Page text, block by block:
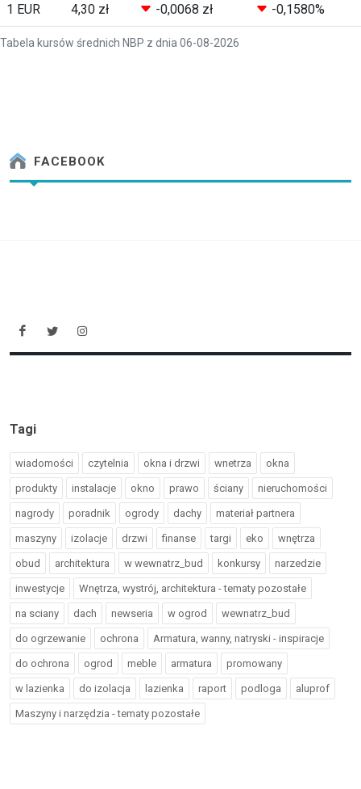
Tabela kursów średnich NBP z dnia 06-08-2026
1 EUR 4,30 zł -0,0068 zł -0,1580%
FACEBOOK
Tagi
wiadomości czytelnia okna i drzwi wnetrza okna
produkty instalacje okno prawo ściany nieruchomości
nagrody poradnik ogrody dachy materiał partnera
maszyny izolacje drzwi finanse targi eko wnętrza
obud architektura w wewnatrz_bud konkursy narzedzie
inwestycje Wnętrza, wystrój, architektura - tematy pozostałe
na sciany dach newseria w ogrod wewnatrz_bud
do ogrzewanie ochrona Armatura, wanny, natryski - inspiracje
do ochrona ogrod meble armatura promowany
w lazienka do izolacja lazienka raport podloga aluprof
Maszyny i narzędzia - tematy pozostałe